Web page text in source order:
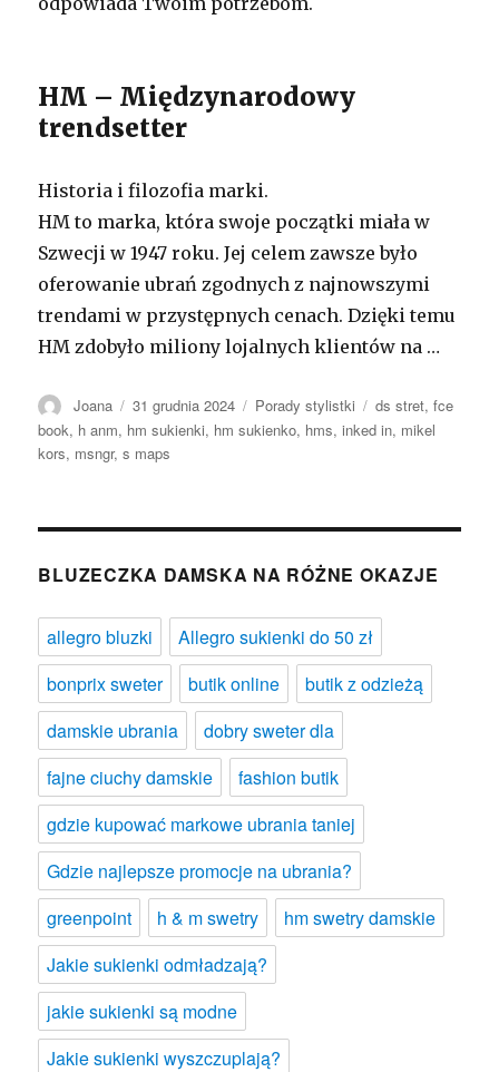
HM – Międzynarodowy
trendsetter
Historia i filozofia marki.
HM to marka, która swoje początki miała w
Szwecji w 1947 roku. Jej celem zawsze było
oferowanie ubrań zgodnych z najnowszymi
trendami w przystępnych cenach. Dzięki temu
HM zdobyło miliony lojalnych klientów na …
Autor
Joana Opublikowano
31 grudnia 2024 Kategorie
Porady stylistki Tagi
ds stret,fce
book, h anm, hm sukienki, hm sukienko, hms,inked in, mikel
kors, msngr,s maps
BLUZECZKA DAMSKA NA RÓŻNE OKAZJE
allegro bluzki
Allegro sukienki do 50 zł
bonprix sweter
butik online
butik z odzieżą
damskie ubrania
dobry sweter dla
fajne ciuchy damskie
fashion butik
gdzie kupować markowe ubrania taniej
Gdzie najlepsze promocje na ubrania?
greenpoint
h & m swetry
hm swetry damskie
Jakie sukienki odmładzają?
jakie sukienki są modne
Jakie sukienki wyszczuplają?